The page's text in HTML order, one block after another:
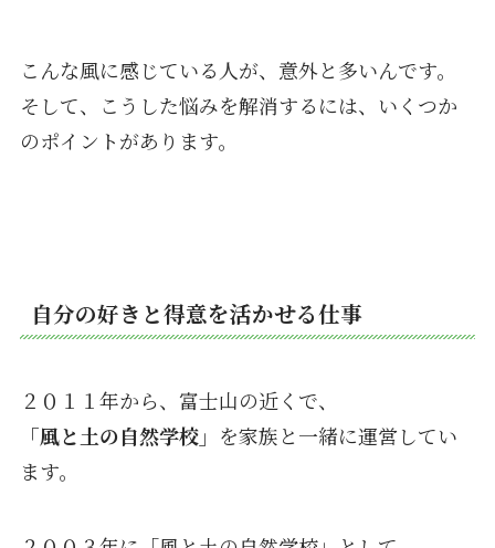
こんな風に感じている人が、意外と多いんです。
そして、こうした悩みを解消するには、いくつか
のポイントがあります。
自分の好きと得意を活かせる仕事
２０１１年から、富士山の近くで、
「風と土の自然学校」 を家族と一緒に運営してい
ます。